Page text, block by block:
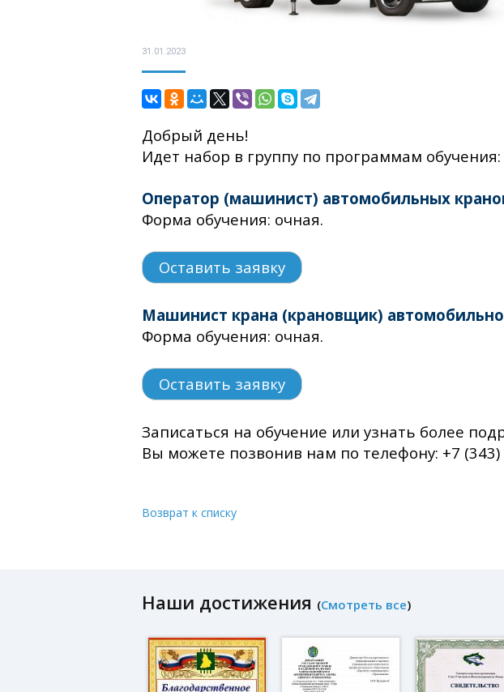
31.01.2023
Добрый день!
Идет набор в группу по программам обучения:
Оператор (машинист) автомобильных
Форма обучения: очная.
Оставить заявку
Машинист крана (крановщик)
Форма обучения: очная.
Оставить заявку
Записаться на обучение или узнать более
Вы можете позвонив нам по телефону: +7 (343)
Возврат к списку
Наши достижения (Смотреть все)